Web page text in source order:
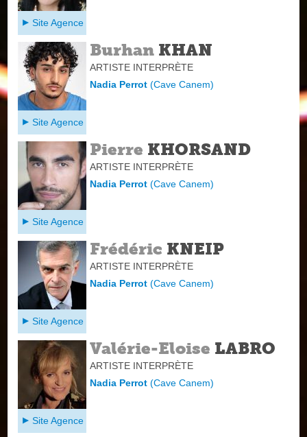
Site Agence
Burhan KHAN
ARTISTE INTERPRÈTE
Nadia Perrot(Cave Canem)
Site Agence
Pierre KHORSAND
ARTISTE INTERPRÈTE
Nadia Perrot(Cave Canem)
Site Agence
Frédéric KNEIP
ARTISTE INTERPRÈTE
Nadia Perrot(Cave Canem)
Site Agence
Valérie-Eloise LABRO
ARTISTE INTERPRÈTE
Nadia Perrot(Cave Canem)
Site Agence